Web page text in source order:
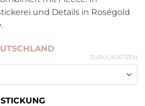
und Details in Roségold
ZURÜCKSETZEN